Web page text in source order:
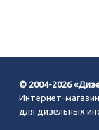
© 2004-2026
Интернет-
для дизельных